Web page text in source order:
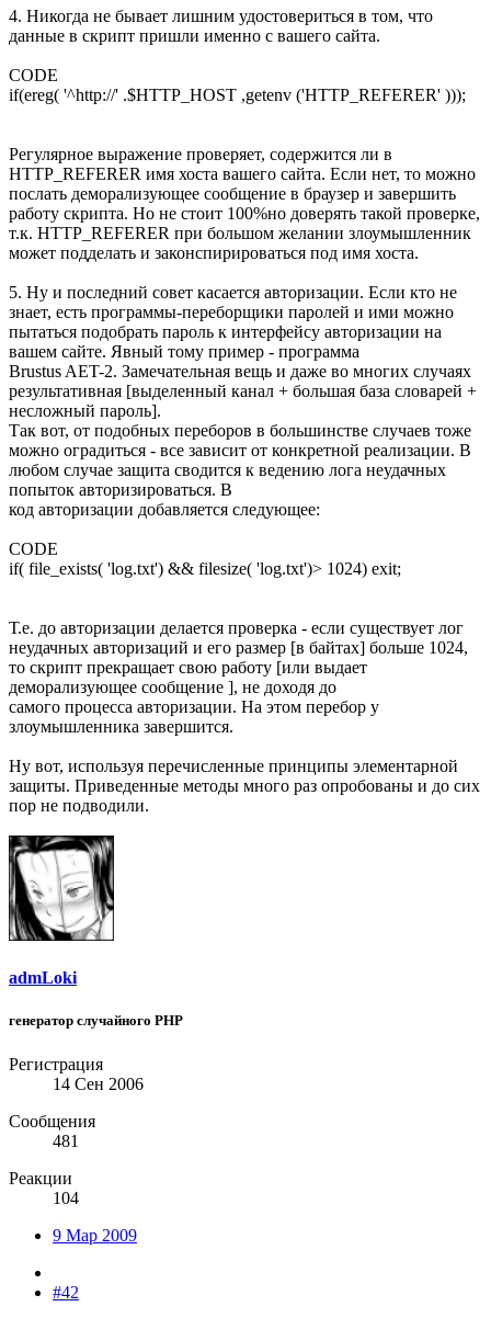
4. Никогда не бывает лишним удостовериться в том, что
данные в скрипт пришли именно с вашего сайта.
CODE
if(ereg( '^http://' .$HTTP_HOST ,getenv ('HTTP_REFERER' )));
Регулярное выражение проверяет, содержится ли в
HTTP_REFERER имя хоста вашего сайта. Если нет, то можно
послать деморализующее сообщение в браузер и завершить
работу скрипта. Но не стоит 100%но доверять такой проверке,
т.к. HTTP_REFERER при большом желании злоумышленник
может подделать и законспирироваться под имя хоста.
5. Ну и последний совет касается авторизации. Если кто не
знает, есть программы-переборщики паролей и ими можно
пытаться подобрать пароль к интерфейсу авторизации на
вашем сайте. Явный тому пример - программа
Brustus AET-2. Замечательная вещь и даже во многих случаях
результативная [выделенный канал + большая база словарей +
несложный пароль].
Так вот, от подобных переборов в большинстве случаев тоже
можно оградиться - все зависит от конкретной реализации. В
любом случае защита сводится к ведению лога неудачных
попыток авторизироваться. В
код авторизации добавляется следующее:
CODE
if( file_exists( 'log.txt') && filesize( 'log.txt')> 1024) exit;
Т.е. до авторизации делается проверка - если существует лог
неудачных авторизаций и его размер [в байтах] больше 1024,
то скрипт прекращает свою работу [или выдает
деморализующее сообщение ], не доходя до
самого процесса авторизации. На этом перебор у
злоумышленника завершится.
Ну вот, используя перечисленные принципы элементарной
защиты. Приведенные методы много раз опробованы и до сих
пор не подводили.
admLoki
генератор случайного PHP
Регистрация
14 Сен 2006
Сообщения
481
Реакции
104
9 Мар 2009
#42